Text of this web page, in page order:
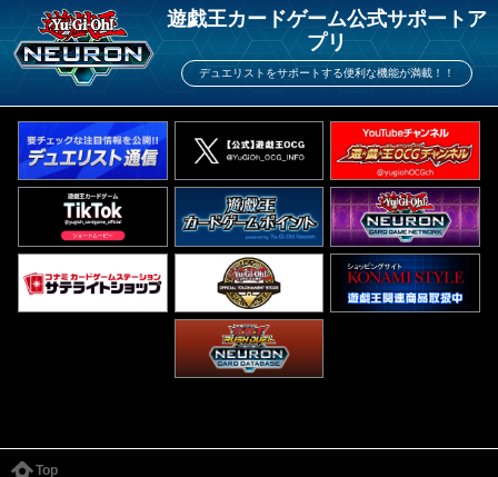
遊戯王カードゲーム公式サポートア
プリ
デュエリストをサポートする便利な機能が満載！！
Top